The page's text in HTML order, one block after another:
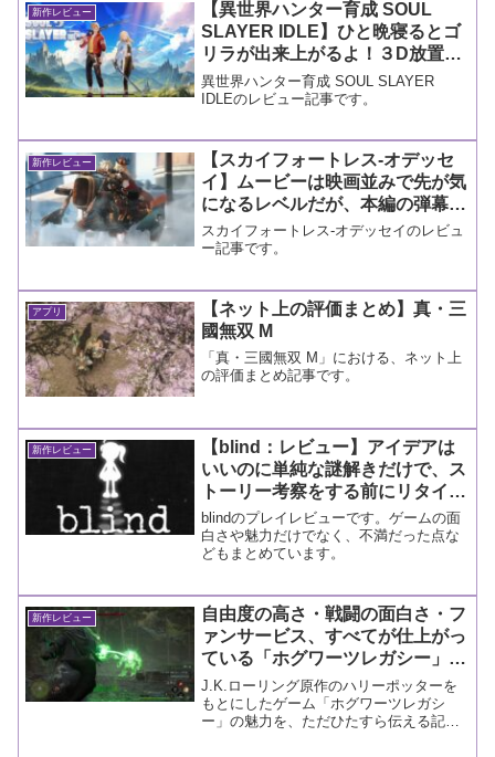
新作レビュー
【異世界ハンター育成 SOUL
SLAYER IDLE】ひと晩寝るとゴ
リラが出来上がるよ！３D放置と
いう新ジャンルだがツッコミどこ
ろ多し！【レビュー】
異世界ハンター育成 SOUL SLAYER
IDLEのレビュー記事です。
新作レビュー
【スカイフォートレス-オデッセ
イ】ムービーは映画並みで先が気
になるレベルだが、本編の弾幕ゲ
ーが難しすぎた【レビュー】
スカイフォートレス-オデッセイのレビュ
ー記事です。
アプリ
【ネット上の評価まとめ】真・三
國無双 M
「真・三國無双 M」における、ネット上
の評価まとめ記事です。
新作レビュー
【blind：レビュー】アイデアは
いいのに単純な謎解きだけで、ス
トーリー考察をする前にリタイア
しました
blindのプレイレビューです。ゲームの面
白さや魅力だけでなく、不満だった点な
どもまとめています。
新作レビュー
自由度の高さ・戦闘の面白さ・フ
ァンサービス、すべてが仕上がっ
ている「ホグワーツレガシー」の
魅力に迫る
J.K.ローリング原作のハリーポッターを
もとにしたゲーム「ホグワーツレガシ
ー」の魅力を、ただひたすら伝える記事